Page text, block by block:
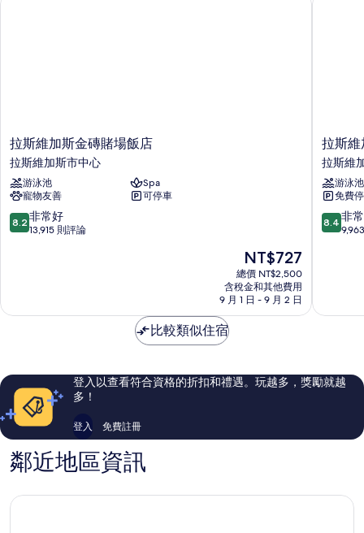
拉
斯
維
加
斯
金
磚
斯
市
中
拉斯維加斯金磚賭場飯店
拉斯維加斯市中心
游泳池
Spa
寵物友善
可停車
8.2
分，
常
評
論
8.2 非常好
13,915 則評論
現
在
價
格
為
NT$727
總價 NT$2,500
含稅金和其他費用
9 月 1 日 - 9 月 2 日
拉
斯
維
加
斯
市
區
維
中
心
拉斯維
拉斯維
游泳池
免費
8.4
分，
常
評
論
8.4 非
比較類似住宿
登入以查看符合資格的折扣和禮遇。玩越多，獎勵就越
多！
登入 免費註冊
鄰近地區資訊